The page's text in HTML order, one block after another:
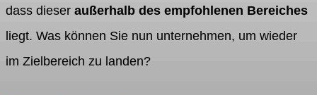
dass dieser außerhalb des empfohlenen Bereiches
liegt. Was können Sie nun unternehmen, um wieder
im Zielbereich zu landen?